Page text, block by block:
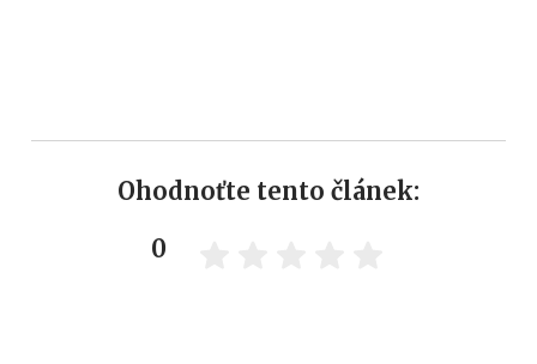
Ohodnoťte tento článek:
0